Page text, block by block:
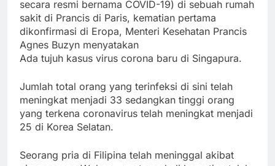
secara resmi bernama COVID-19) di sebuah rumah
sakit di Prancis di Paris, kematian pertama
dikonfirmasi di Eropa, Menteri Kesehatan Prancis
Agnes Buzyn menyatakan
Ada tujuh kasus virus corona baru di Singapura.
Jumlah total orang yang terinfeksi di sini telah
meningkat menjadi 33 sedangkan tinggi orang
yang terkena coronavirus telah meningkat menjadi
25 di Korea Selatan.
Seorang pria di Filipina telah meninggal akibat